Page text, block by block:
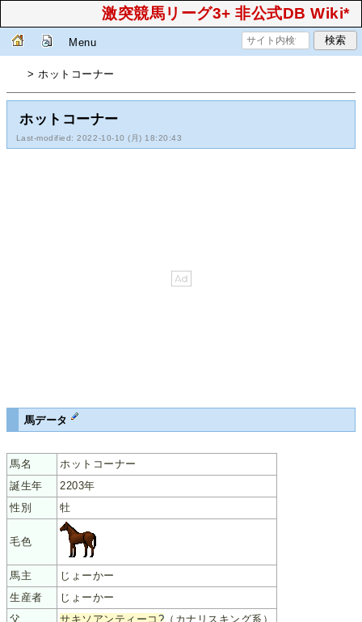
激突競馬リーグ3+ 非公式DB Wiki*
Menu
> ホットコーナー
ホットコーナー
Last-modified: 2022-10-10 (月) 18:20:43
馬データ
馬名
ホットコーナー
誕生年
2203年
性別
牡
毛色
馬主
じょーかー
生産者
じょーかー
父
サキソアンティーコ ? （カナリスキング系）